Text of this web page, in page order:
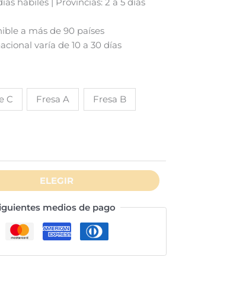
a más de 90 países
varía de 10 a 30 días
C Fresa A Fresa B
ELEGIR
medios de pago